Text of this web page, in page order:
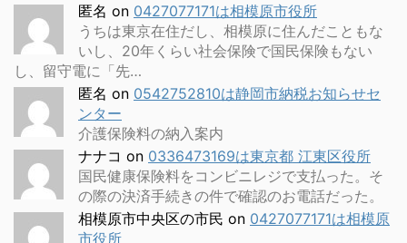
匿名 on 0427077171は相模原市役所
うちは東京在住だし、相模原に住んだこともな
いし、20年くらい社会保険で国民保険もない
し、留守電に「先…
匿名 on 0542752810は静岡市納税お知らせセ
ンター
介護保険料の納入案内
ナナコ on 0336473169は東京都 江東区役所
国民健康保険料をコンビニレジで支払った。そ
の際の決済手続きの件で確認のお電話だった。
相模原市中央区の市民 on 0427077171は相模原
市役所